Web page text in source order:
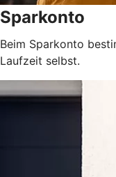
Sparkonto
Beim Sparkonto
Laufzeit selbst.